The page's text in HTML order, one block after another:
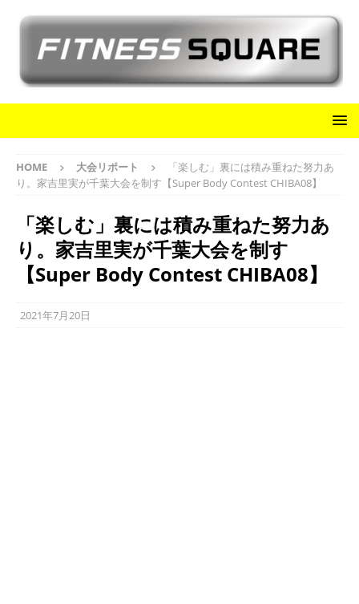
HOME 大会リポート
「楽しむ」裏には積み重ねた努力あ
り。家吉里実が千葉大会を制す【Super Body Contest CHIBA08】
「楽しむ」裏には積み重ねた努力あ
り。家吉里実が千葉大会を制す
【Super Body Contest CHIBA08】
2021年7月20日